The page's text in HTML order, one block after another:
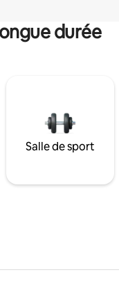
durée
Salle de sport